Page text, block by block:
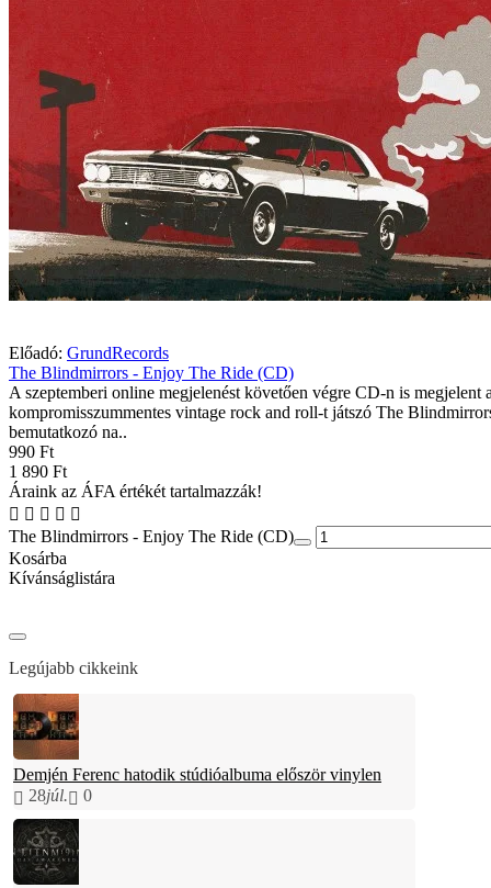
Előadó: GrundRecords
The Blindmirrors - Enjoy The Ride (CD)
A szeptemberi online megjelenést követően végre CD-n is megjelent
kompromisszummentes vintage rock and roll-t játszó The
bemutatkozó na..
990 Ft
1 890 Ft
Áraink az ÁFA értékét tartalmazzák!
The Blindmirrors - Enjoy The Ride (CD)
Kosárba
Kívánságlistára
Legújabb cikkeink
Demjén Ferenc hatodik stúdióalbuma először vinylen
28júl. 0